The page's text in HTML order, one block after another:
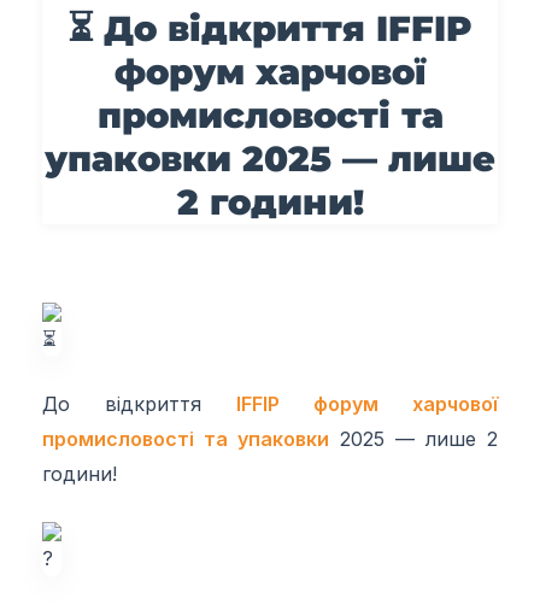
⏳ До відкриття IFFIP
форум харчової
промисловості та
упаковки 2025 — лише
2 години!
До відкриття IFFIP форум харчової
промисловості та упаковки 2025 — лише 2
години!